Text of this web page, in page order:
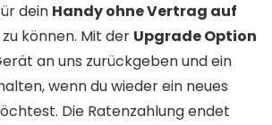
dein Handy ohne Vertrag auf
können. Mit der Upgrade Option
an uns zurückgeben und ein
wenn du wieder ein neues
Die Ratenzahlung endet